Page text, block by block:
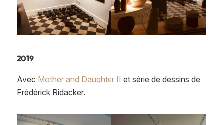
2019
Avec Mother and Daughter II et série de dessins de
Frédérick Ridacker.